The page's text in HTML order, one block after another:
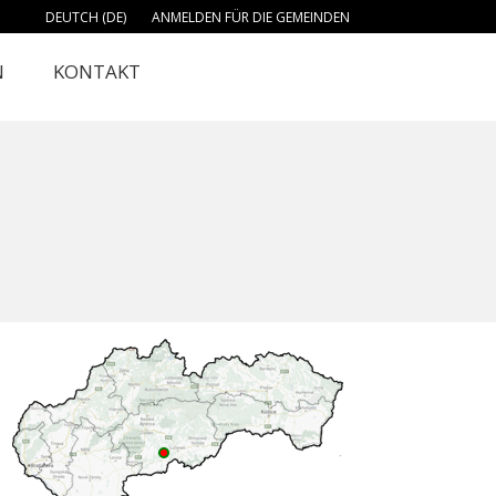
DEUTCH (DE) ANMELDEN FÜR DIE GEMEINDEN
KONTAKT